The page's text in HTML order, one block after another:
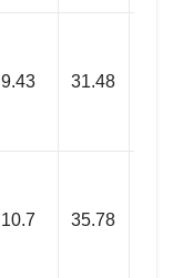
9.43 31.48
10.7 35.78